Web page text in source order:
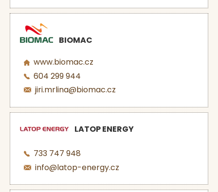
BIOMAC
www.biomac.cz
604 299 944
jiri.mrlina@biomac.cz
LATOP ENERGY
733 747 948
info@latop-energy.cz